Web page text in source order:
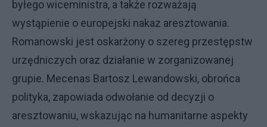
byłego wiceministra, a także rozważają
wystąpienie o europejski nakaz aresztowania.
Romanowski jest oskarżony o szereg przestępstw
urzędniczych oraz działanie w zorganizowanej
grupie. Mecenas Bartosz Lewandowski, obrońca
polityka, zapowiada odwołanie od decyzji o
aresztowaniu, wskazując na humanitarne aspekty